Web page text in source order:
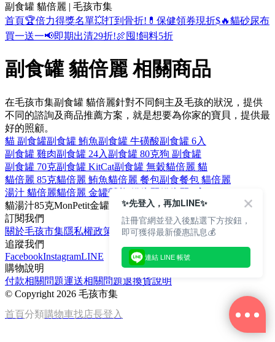
副食罐 貓倍麗 | 毛孩市集
首頁🏆倍力得獎名單💥打到骨折! 💊保健領券現折$🔥貓砂尿布
買一送一📢即期出清29折!🍖囤!飼料5折
副食罐 貓倍麗 相關商品
在毛孩市集副食罐 貓倍麗針對不同飼主及毛孩的狀況，提供
不同的諮詢及商品推薦方案，就是想要為你家的寶貝，提供最
好的照顧。
貓 副食罐副食罐 鮪魚副食罐 牛磺酸副食罐 6入
副食罐 雞肉副食罐 24入副食罐 80克狗 副食罐
副食罐 70克副食罐 KitCat副食罐 無穀貓倍麗 貓
貓倍麗 85克貓倍麗 鮪魚貓倍麗 餐包副食餐包 貓倍麗
湯汁 貓倍麗貓倍麗 金罐營養 貓倍麗
貓湯汁85克MonPetit金罐
訂閱我們
關於毛孩市集隱私權政策
文章
追蹤我們
FacebookInstagramLINE
購物說明
付款相關問題運送相關問題退換貨說明
© Copyright 2026 毛孩市集
首頁分類購物車找店長登入
✨先登入，再加LINE✨
註冊官網並登入後點選下方按鈕，
即可獲得最新優惠訊息💰
連結 LINE 帳號